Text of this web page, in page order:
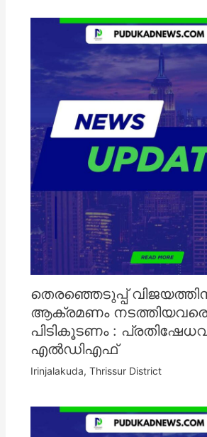
തെരഞ്ഞെടുപ്പ്
ആക്രമണം നടത്തിയവരെ
പിടികൂടണം :
എൽഡിഎഫ്
Irinjalakuda, Thrissur District